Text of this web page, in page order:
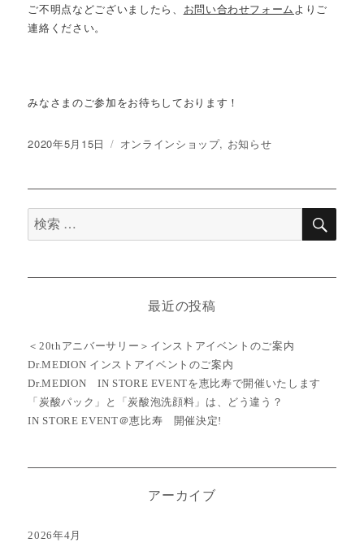
ご不明点などございましたら、 お問い合わせフォーム よりご
連絡ください。
みなさまのご参加をお待ちしております！
投
2020年5月15日
カ
リ
ー
オンラインショップ, お知らせ
検
検
最近の投稿
＜20thアニバーサリー＞インストアイベントのご案内
Dr.MEDION インストアイベントのご案内
Dr.MEDION IN STORE EVENTを恵比寿で開催いたします
「炭酸パック」と「炭酸泡洗顔料」は、どう違う？
IN STORE EVENT＠恵比寿 開催決定!
アーカイブ
2026年4月